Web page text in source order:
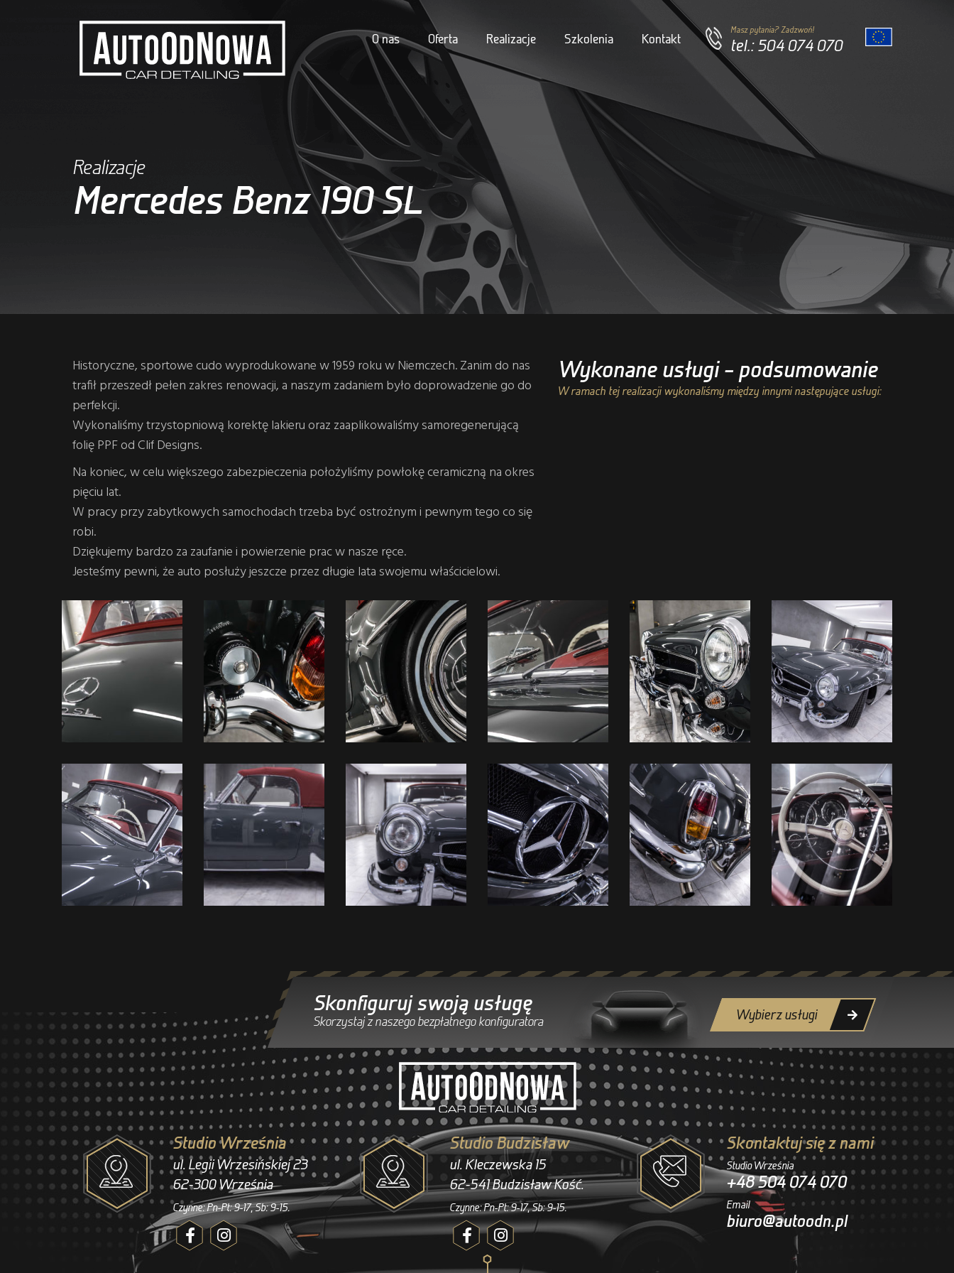
Masz pytania? Zadzwoń!
tel.: 504 074 070
O nas Oferta Realizacje Szkolenia Kontakt
Realizacje
Mercedes Benz 190 SL
Historyczne, sportowe cudo wyprodukowane w 1959 roku w Niemczech. Zanim do nas
trafił przeszedł pełen zakres renowacji, a naszym zadaniem było doprowadzenie go do
perfekcji.
Wykonaliśmy trzystopniową korektę lakieru oraz zaaplikowaliśmy samoregenerującą
folię PPF od Clif Designs.
Na koniec, w celu większego zabezpieczenia położyliśmy powłokę ceramiczną na okres
pięciu lat.
W pracy przy zabytkowych samochodach trzeba być ostrożnym i pewnym tego co się
robi.
Dziękujemy bardzo za zaufanie i powierzenie prac w nasze ręce.
Jesteśmy pewni, że auto posłuży jeszcze przez długie lata swojemu właścicielowi.
Wykonane usługi – podsumowanie
W ramach tej realizacji wykonaliśmy między innymi następujące usługi:
Skonfiguruj swoją usługę
Skorzystaj z naszego bezpłatnego konfiguratora Wybierz usługi
Studio Września
ul. Legii Wrzesińskiej 23
62-300 Września
Czynne: Pn-Pt: 9-17, Sb: 9-15.
Studio Budzisław
ul. Kleczewska 15
62-541 Budzisław Kość.
Czynne: Pn-Pt: 9-17, Sb: 9-15.
Skontaktuj się z nami
Studio Września
+48 504 074 070
Email
biuro@autoodn.pl